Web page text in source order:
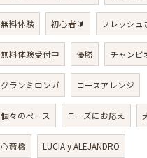
無料体験 初心者🔰 フレッシュ
無料体験受付中 優勝 チャンピ
グランミロンガ コースアレンジ
個々のペース ニーズにお応え
心斎橋 LUCIA y ALEJANDRO